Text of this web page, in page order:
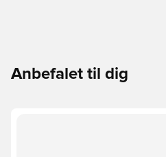
Anbefalet til dig